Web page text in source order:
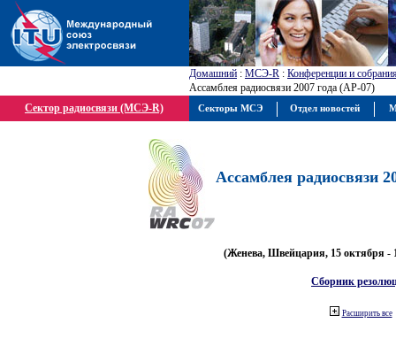
Домашний : МСЭ-R : Конференции и
Ассамблея радиосвязи 2007 года (АР-07)
Сектор радиосвязи (МСЭ-R)
Ассамблея радиосвязи
(Женева, Швейцария, 15 октября -
Сборник
Расширить все
Секторы МСЭ Отдел новостей